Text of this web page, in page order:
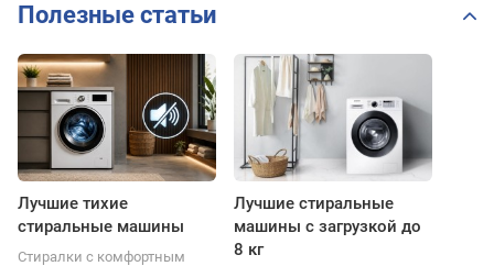
Полезные статьи
Лучшие тихие
стиральные машины
Стиралки с комфортным
Лучшие стиральные
машины с загрузкой до
8 кг